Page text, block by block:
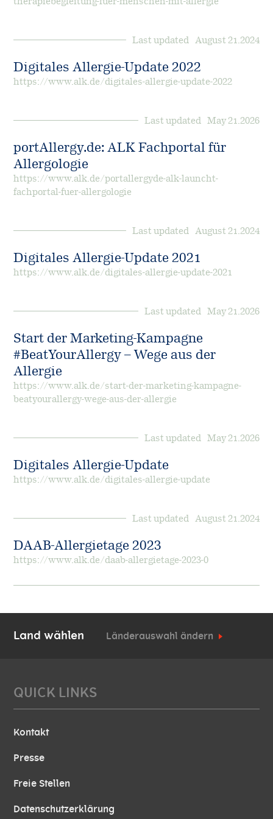
Native Allergene
Entwicklung
Produktion
Cultural Beliefs
Über uns
Geschichte
Presse
Der Allergie-Podcast von ALK
Online-Bestellungen
Last updated: August 21.2024
Digitales Allergie-Update 2022
https://www.alk.de/digitales-allergie-update-2022
Last updated: May 21.2026
portAllergy.de: ALK Fachportal für
Allergologie
https://www.alk.de/portallergyde-alk-launcht-
fachportal-fuer-allergologie
Last updated: August 21.2024
Digitales Allergie-Update 2021
https://www.alk.de/digitales-allergie-update-2021
Last updated: May 21.2026
Start der Marketing-Kampagne
#BeatYourAllergy – Wege aus der
Allergie
https://www.alk.de/start-der-marketing-kampagne-
beatyourallergy-wege-aus-der-allergie
Last updated: May 21.2026
Digitales Allergie-Update
https://www.alk.de/digitales-allergie-update
Last updated: August 21.2024
DAAB-Allergietage 2023
https://www.alk.de/daab-allergietage-2023-0
Land wählen Länderauswahl ändern
QUICK LINKS
Kontakt
Presse
Freie Stellen
Datenschutzerklärung